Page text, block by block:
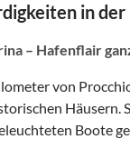
in
– Hafenflair
von
Häusern.
Boote